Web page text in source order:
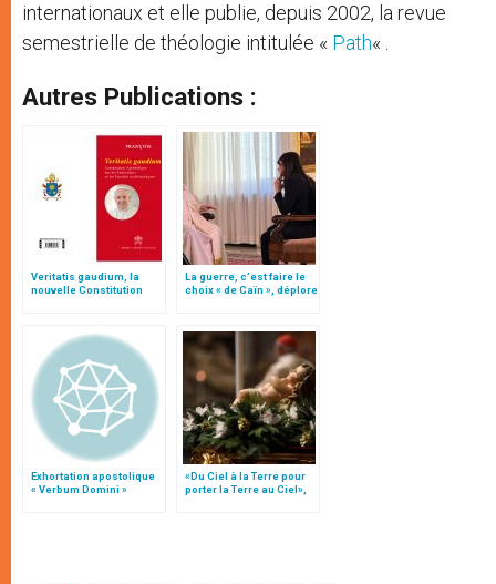
internationaux et elle publie, depuis 2002, la revue
semestrielle de théologie intitulée « Path« .
Autres Publications :
Veritatis gaudium, la
nouvelle Constitution
La guerre, c’est faire le
choix « de Caïn », déplore
Exhortation apostolique
« Verbum Domini »
«Du Ciel à la Terre pour
porter la Terre au Ciel»,